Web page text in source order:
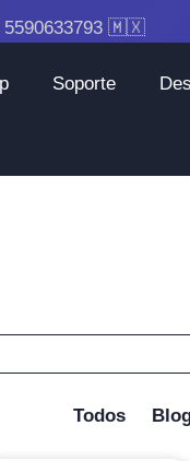
5590633793 🇲🇽
Soporte
Todos